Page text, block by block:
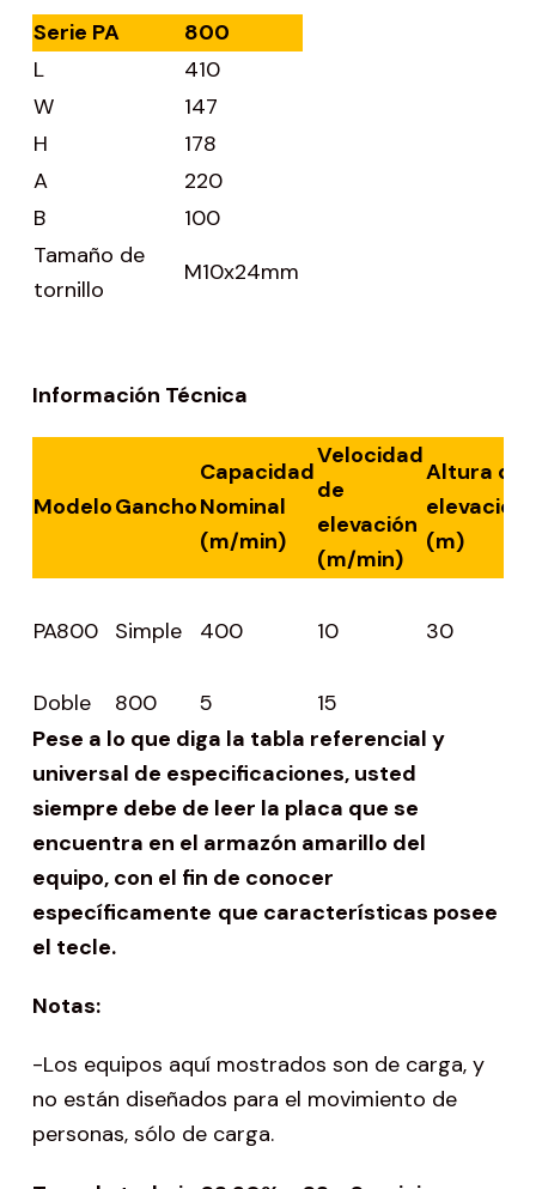
Serie PA
800
L
410
W
147
H
178
A
220
B
100
Tamaño de
tornillo
M10x24mm
Información Técnica
ModeloGancho
Capacidad
Nominal
(m/min)
Velocidad
de
elevación
(m/min)
Altura de
elevación
(m)
PA800 Simple 400 10 30
Doble 800 5
15
Pese a lo que diga la tabla referencial y
universal de especificaciones, usted
siempre debe de leer la placa que se
encuentra en el armazón amarillo del
equipo, con el fin de conocer
específicamente que características posee
el tecle.
Notas:
-Los equipos aquí mostrados son de carga, y
no están diseñados para el movimiento de
personas, sólo de carga.